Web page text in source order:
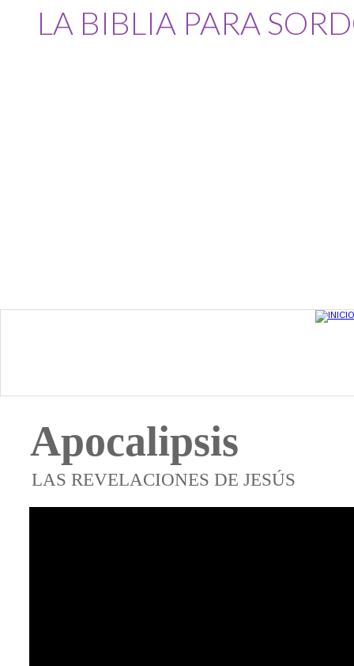
LAS REVELACIONES DE JESÚS
Apocalipsis
LA BIBLIA PARA